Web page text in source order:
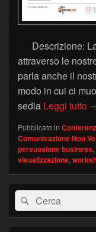
Descrizione:
attraverso le
parla anche il
modo in cui ci
sedia Leggi tutto
Pubblicato in
Comunicazione Non
persuasione business,
visualizzazione,
Area
widget
barra
Cerca:Cerca